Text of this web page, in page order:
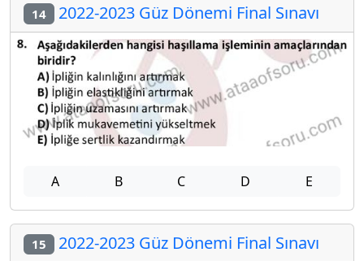
14 2022-2023 Güz Dönemi Final Sınavı
A B C D E
15 2022-2023 Güz Dönemi Final Sınavı